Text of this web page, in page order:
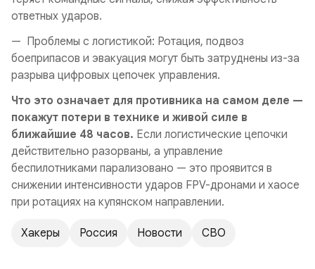
ответных ударов.
— Проблемы с логистикой: Ротация, подвоз
боеприпасов и эвакуация могут быть затруднены из-за
разрыва цифровых цепочек управления.
Что это означает для противника на самом деле —
покажут потери в технике и живой силе в
ближайшие 48 часов. Если логистические цепочки
действительно разорваны, а управление
беспилотниками парализовано — это проявится в
снижении интенсивности ударов FPV-дронами и хаосе
при ротациях на купянском направлении.
Хакеры Россия Новости СВО